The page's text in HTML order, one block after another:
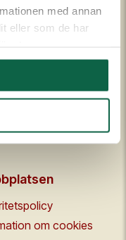
med annan
eller som de har
leveransvillkor
och prislistor
om cookies